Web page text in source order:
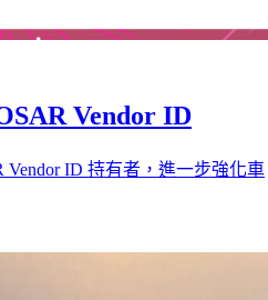
Vendor ID
ID 持有者，進一步強化車